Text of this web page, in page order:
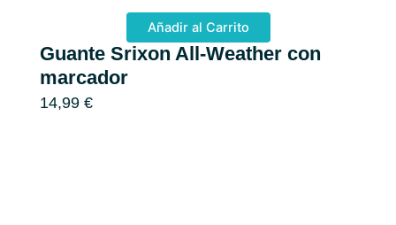
Añadir al Carrito
Guante Srixon All-Weather con
marcador
14,99 €